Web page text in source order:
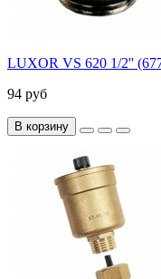
LUXOR VS 620 1/2''
94 руб
В корзину